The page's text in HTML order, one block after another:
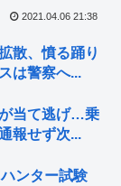
2021.04.06 21:38
散、憤る踊り
は警察へ...
が当て逃げ…乗
報せず次...
ンター試験